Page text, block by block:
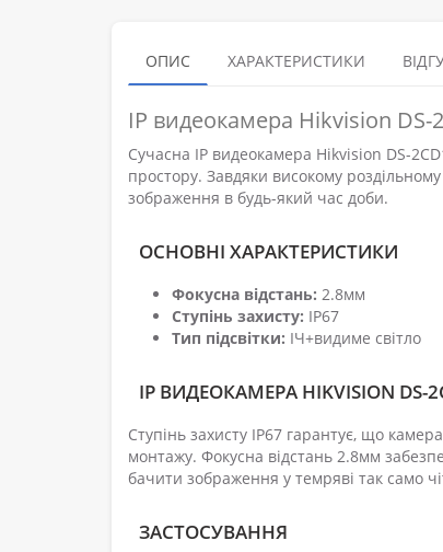
ОПИС ХАРАКТЕРИСТИКИ
IP видеокамера Hikvision
Сучасна IP видеокамера Hikvision DS-
простору. Завдяки високому
зображення в будь-який час доби.
ОСНОВНІ ХАРАКТЕРИСТИКИ
Фокусна відстань: 2.8мм
Ступінь захисту: IP67
Тип підсвітки: ІЧ+видиме світло
IP ВИДЕОКАМЕРА HIKVISION
Ступінь захисту IP67 гарантує, що
монтажу. Фокусна відстань 2.8мм
бачити зображення у темряві так само
ЗАСТОСУВАННЯ